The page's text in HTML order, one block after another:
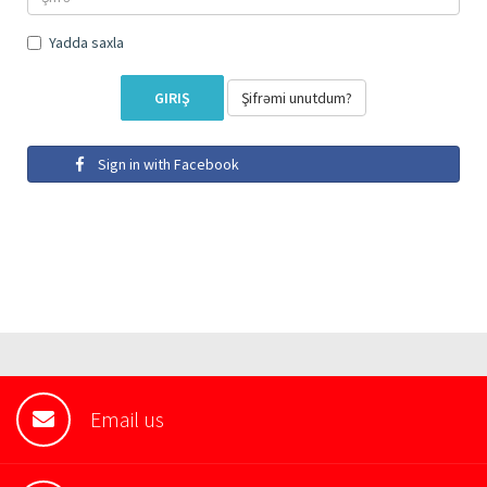
Yadda saxla
Şifrəmi unutdum?
Sign in with Facebook
Email us